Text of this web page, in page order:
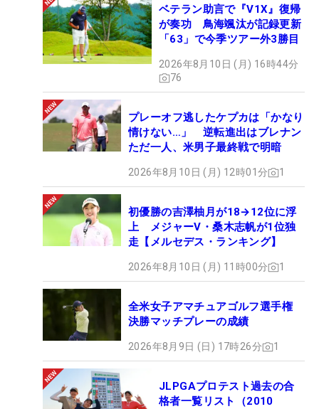
ベテラン助言で『V1X』復帰
が奏功 鳥海颯汰が記録更新
「63」で今季ツアー外3勝目
2026年8月10日 (月) 16時44分
76
プレーオフ逃したケプカは「かなり
情けない…」 逆転進出はブレナン
ただ一人、米男子最終戦で明暗
2026年8月10日 (月) 12時01分 1
初優勝の吉澤柚月が18→12位に浮
上 メジャーV・桑木志帆が1位独
走【メルセデス・ランキング】
2026年8月10日 (月) 11時00分 1
全米女子アマチュアゴルフ選手権
決勝マッチプレーの成績
2026年8月9日 (日) 17時26分 1
JLPGAプロテスト過去の合
格者一覧リスト（2010